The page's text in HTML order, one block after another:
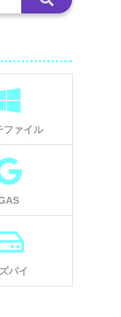
ファイル
パイ